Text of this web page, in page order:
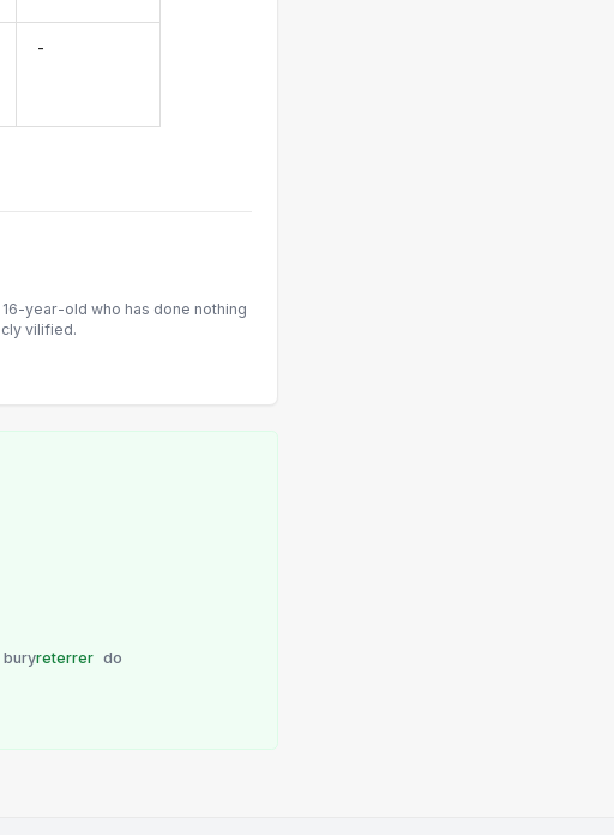
-
year-old who has done nothing
vilified.
buryreterrer do